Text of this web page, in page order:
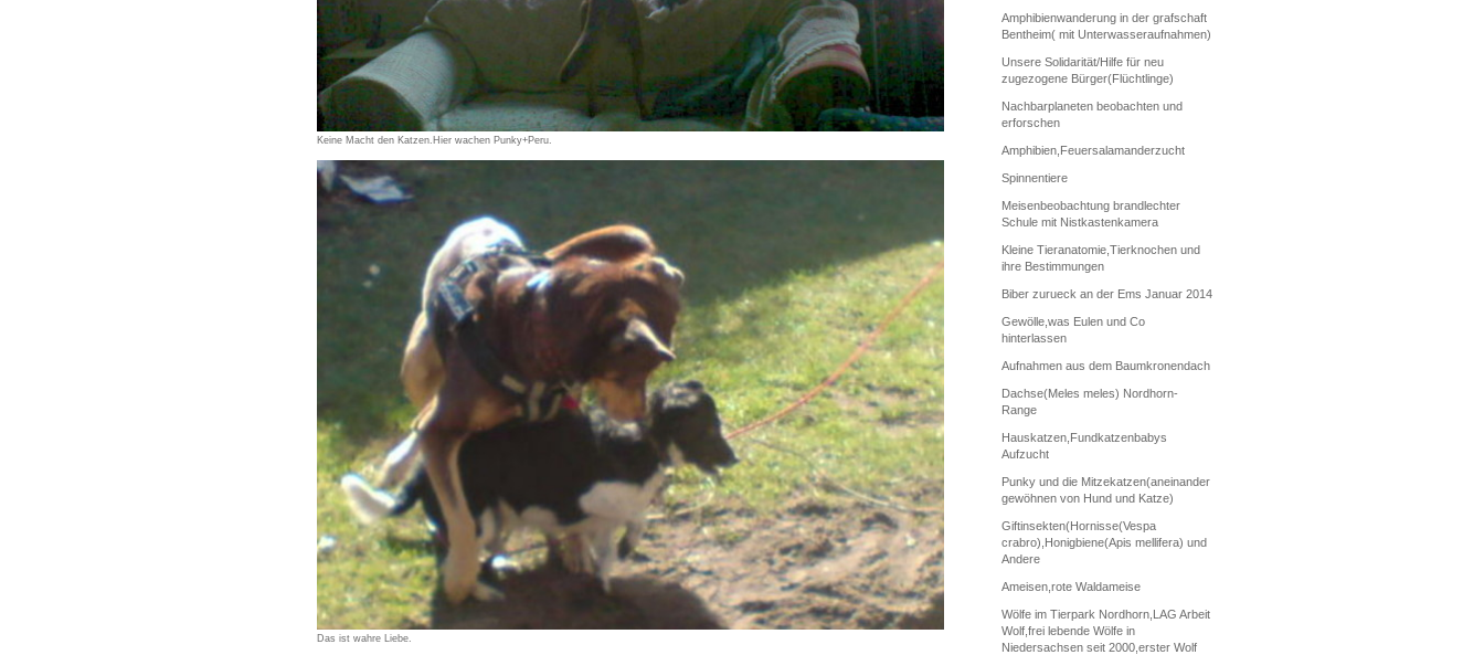
Amphibienwanderung in der grafschaft
Bentheim( mit Unterwasseraufnahmen)
Unsere Solidarität/Hilfe für neu
zugezogene Bürger(Flüchtlinge)
Nachbarplaneten beobachten und
erforschen
Amphibien,Feuersalamanderzucht
Spinnentiere
Meisenbeobachtung brandlechter
Schule mit Nistkastenkamera
Kleine Tieranatomie,Tierknochen und
ihre Bestimmungen
Biber zurueck an der Ems Januar 2014
Gewölle,was Eulen und Co
hinterlassen
Aufnahmen aus dem Baumkronendach
Dachse(Meles meles) Nordhorn-
Range
Hauskatzen,Fundkatzenbabys
Aufzucht
Punky und die Mitzekatzen(aneinander
gewöhnen von Hund und Katze)
Giftinsekten(Hornisse(Vespa
crabro),Honigbiene(Apis mellifera) und
Andere
Ameisen,rote Waldameise
Wölfe im Tierpark Nordhorn,LAG Arbeit
Wolf,frei lebende Wölfe in
Niedersachsen seit 2000,erster Wolf
Keine Macht den Katzen.Hier wachen Punky+Peru.
Das ist wahre Liebe.